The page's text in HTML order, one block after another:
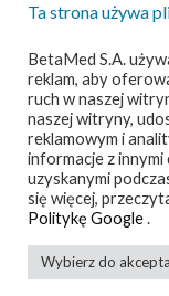
ul.
40-053
tel:32
kom:
© 2025
Ta strona używa
BetaMed S.A.
reklam, aby
ruch w naszej
naszej witryny,
reklamowym i
informacje z innymi
uzyskanymi
się więcej,
Politykę Google.
Wybierz do